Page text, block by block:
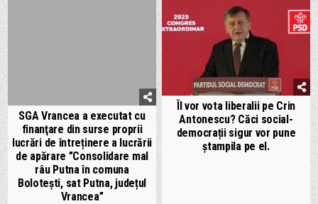
SGA Vrancea a executat cu
finanţare din surse proprii
lucrări de întreținere a lucrării
de apărare ”Consolidare mal
râu Putna în comuna
Bolotești, sat Putna, județul
Vrancea”
Îl vor vota liberalii pe Crin
Antonescu? Căci social-
democrații sigur vor pune
ștampila pe el.